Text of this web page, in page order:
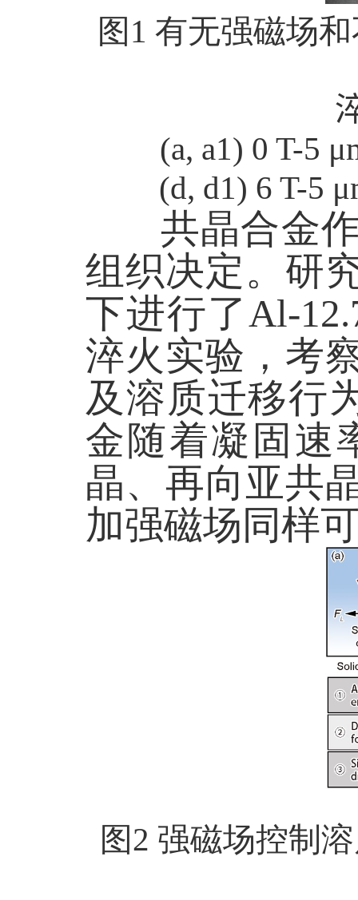
图 1 有无强磁场
(a, a1) 0 T-5
(d, d1) 6 T-5 μ
共晶合金作
组织决定。研
下进行了Al-
淬火实验，考
及溶质迁移行
金随着凝固速
晶、再向亚共
加强磁场同样
图2 强磁场控制